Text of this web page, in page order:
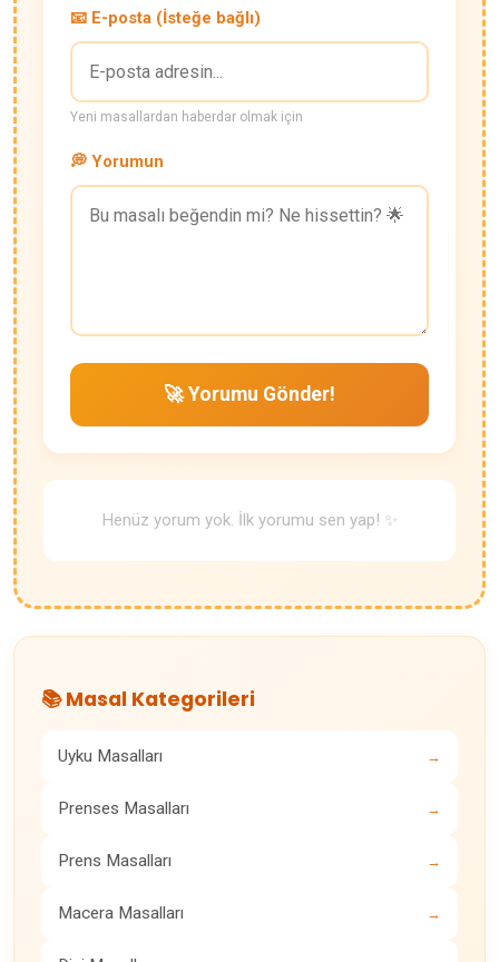
📧 E-posta (İsteğe bağlı)
Yeni masallardan haberdar olmak için
💭 Yorumun
🚀 Yorumu Gönder!
Henüz yorum yok. İlk yorumu sen yap! ✨
📚 Masal Kategorileri
Uyku Masalları →
Prenses Masalları →
Prens Masalları →
Macera Masalları →